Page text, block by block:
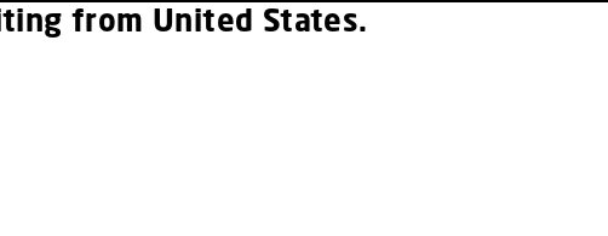
from United States.